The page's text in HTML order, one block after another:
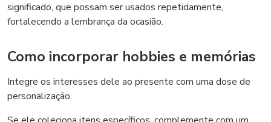
significado, que possam ser usados repetidamente,
fortalecendo a lembrança da ocasião.
Como incorporar hobbies e memórias
Integre os interesses dele ao presente com uma dose de
personalização.